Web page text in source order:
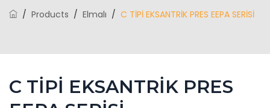
/ Products / Elmalı / C TİPİ EKSANTRİK PRES EEPA SERİSİ
C TİPİ EKSANTRİK PRES